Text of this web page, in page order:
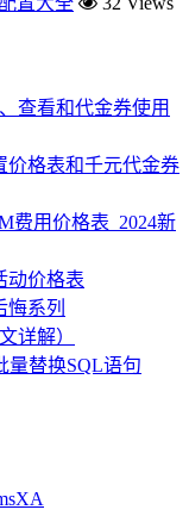
查看和代金券使用
价格表和千元代金券
费用价格表_2024新
动价格表
悔系列
详解）
量替换SQL语句